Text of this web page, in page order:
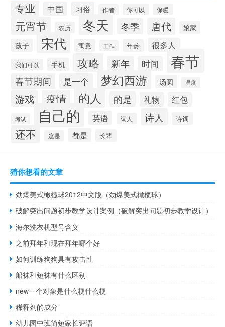
专业 中国 习俗 作者 你可以 保暖
元宵节 农历 冬天 冬季 唐代 娘家
孩子 宋代 寓意 工作 年龄 很多人
我们可以 手机 攻略 新年 时间 春节
春节期间 是一个 梦幻西游 汤圆 温度
游戏 疫情 的人 的是 礼物 红包
考试 自己的 英语 词人 诗人 诗词
还不 这是 都是 长辈
猜你想看的文章
劲爆美式橄榄球2012中文版（劲爆美式橄榄球）
破解突出问题初步教学设计案例（破解突出问题初步教学设计）
海尔洗衣机型号含义
之前拜年和现在拜年哪个好
如何训练狗狗具有攻击性
船袜和短袜有什么区别
new一个对象是什么梗什么梗
稀释剂的成分
幼儿园中班简短家长评语